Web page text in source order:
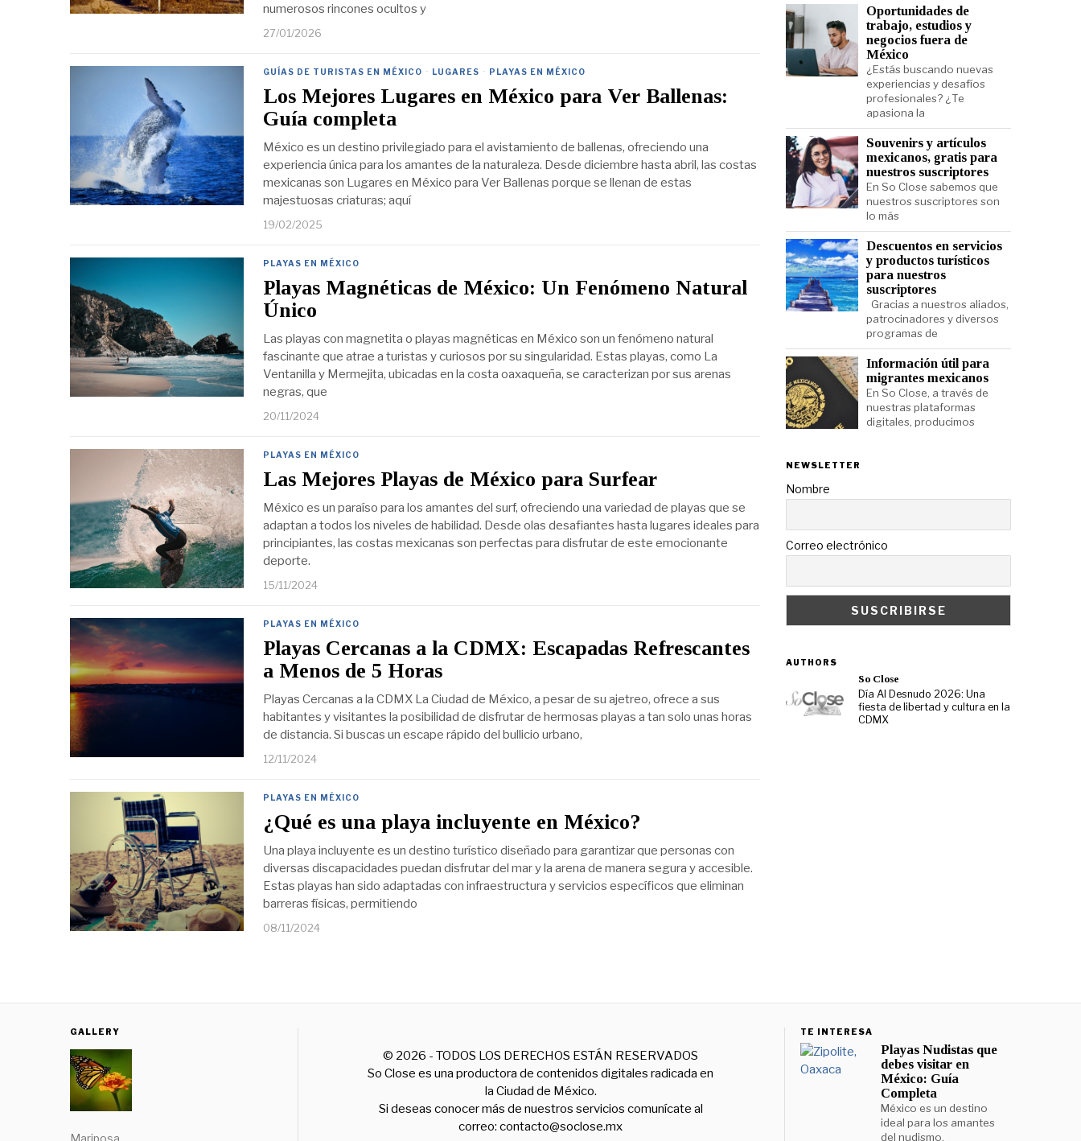
numerosos rincones ocultos y
27/01/2026
GUÍAS DE TURISTAS EN MÉXICO · LUGARES · PLAYAS EN MÉXICO
Los Mejores Lugares en México para Ver Ballenas:
Guía completa
México es un destino privilegiado para el avistamiento de ballenas, ofreciendo una
experiencia única para los amantes de la naturaleza. Desde diciembre hasta abril, las costas
mexicanas son Lugares en México para Ver Ballenas porque se llenan de estas
majestuosas criaturas; aquí
19/02/2025
PLAYAS EN MÉXICO
Playas Magnéticas de México: Un Fenómeno Natural
Único
Las playas con magnetita o playas magnéticas en México son un fenómeno natural
fascinante que atrae a turistas y curiosos por su singularidad. Estas playas, como La
Ventanilla y Mermejita, ubicadas en la costa oaxaqueña, se caracterizan por sus arenas
negras, que
20/11/2024
PLAYAS EN MÉXICO
Las Mejores Playas de México para Surfear
México es un paraíso para los amantes del surf, ofreciendo una variedad de playas que se
adaptan a todos los niveles de habilidad. Desde olas desafiantes hasta lugares ideales para
principiantes, las costas mexicanas son perfectas para disfrutar de este emocionante
deporte.
15/11/2024
PLAYAS EN MÉXICO
Playas Cercanas a la CDMX: Escapadas Refrescantes
a Menos de 5 Horas
Playas Cercanas a la CDMX La Ciudad de México, a pesar de su ajetreo, ofrece a sus
habitantes y visitantes la posibilidad de disfrutar de hermosas playas a tan solo unas horas
de distancia. Si buscas un escape rápido del bullicio urbano,
12/11/2024
PLAYAS EN MÉXICO
¿Qué es una playa incluyente en México?
Una playa incluyente es un destino turístico diseñado para garantizar que personas con
diversas discapacidades puedan disfrutar del mar y la arena de manera segura y accesible.
Estas playas han sido adaptadas con infraestructura y servicios específicos que eliminan
barreras físicas, permitiendo
08/11/2024
Oportunidades de
trabajo, estudios y
negocios fuera de
México
¿Estás buscando nuevas
experiencias y desafíos
profesionales? ¿Te
apasiona la
Souvenirs y artículos
mexicanos, gratis para
nuestros suscriptores
En So Close sabemos que
nuestros suscriptores son
lo más
Descuentos en servicios
y productos turísticos
para nuestros
suscriptores
Gracias a nuestros aliados,
patrocinadores y diversos
programas de
Información útil para
migrantes mexicanos
En So Close, a través de
nuestras plataformas
digitales, producimos
NEWSLETTER
Nombre
Correo electrónico
AUTHORS
So Close
Día Al Desnudo 2026: Una
fiesta de libertad y cultura en la
CDMX
GALLERY
Mariposa
© 2026 - TODOS LOS DERECHOS ESTÁN RESERVADOS
So Close es una productora de contenidos digitales radicada en
la Ciudad de México.
Si deseas conocer más de nuestros servicios comunícate al
correo: contacto@soclose.mx
TE INTERESA
Playas Nudistas que
debes visitar en
México: Guía
Completa
México es un destino
ideal para los amantes
del nudismo,